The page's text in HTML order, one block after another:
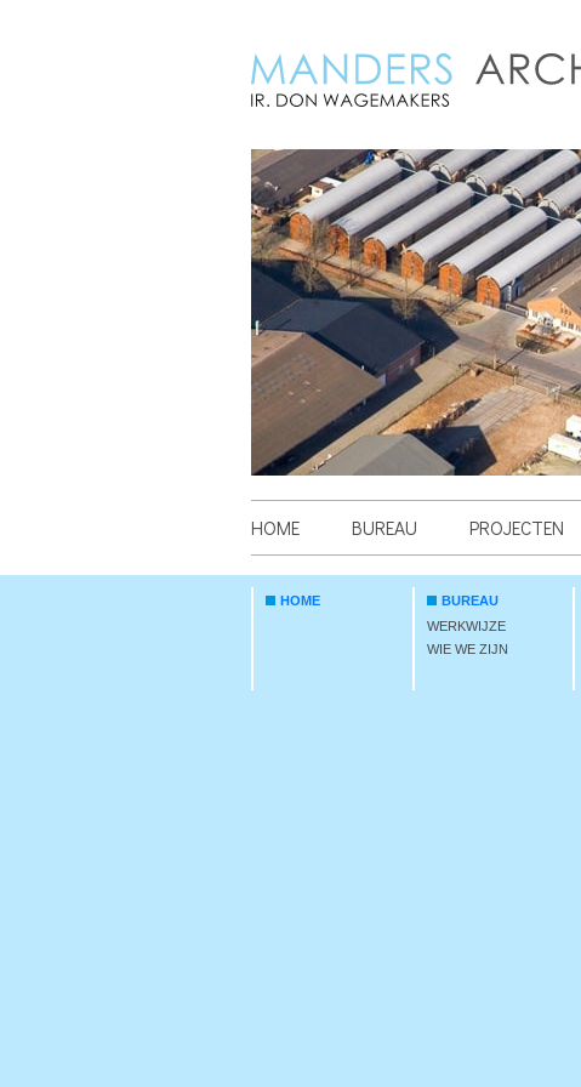
HOME BUREAU PROJECTEN
HOME
BUREAU
WERKWIJZE
WIE WE ZIJN